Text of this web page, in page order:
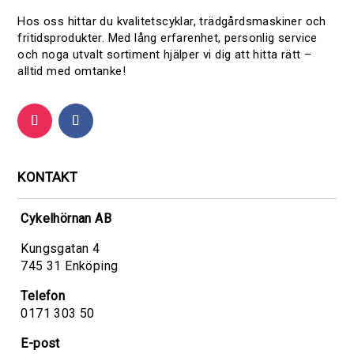
L
Hos oss hittar du kvalitetscyklar, trädgårdsmaskiner och
fritidsprodukter. Med lång erfarenhet, personlig service
och noga utvalt sortiment hjälper vi dig att hitta rätt –
alltid med omtanke!
KONTAKT
Cykelhörnan AB
Kungsgatan 4
745 31 Enköping
Telefon
0171 303 50
E-post